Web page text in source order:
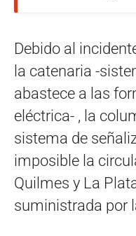
Debido al
la catenaria -
abastece a las
eléctrica- , la
sistema de
imposible la
Quilmes y La
suministrada por